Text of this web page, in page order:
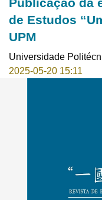
de Estudos
UPM
Universidade
2025-05-20 15:11